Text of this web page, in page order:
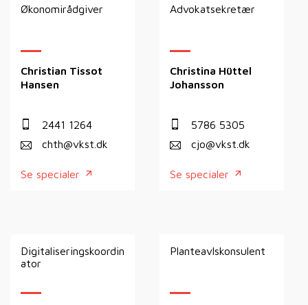
Økonomirådgiver
Christian Tissot
Hansen
2441 1264
chth@vkst.dk
Se specialer
Advokatsekretær
Christina Hüttel
Johansson
5786 5305
cjo@vkst.dk
Se specialer
Digitaliseringskoordin
ator
Planteavlskonsulent